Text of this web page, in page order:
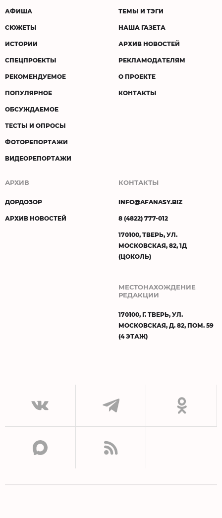
АФИША
СЮЖЕТЫ
ИСТОРИИ
СПЕЦПРОЕКТЫ
РЕКОМЕНДУЕМОЕ
ПОПУЛЯРНОЕ
ОБСУЖДАЕМОЕ
ТЕСТЫ И ОПРОСЫ
ФОТОРЕПОРТАЖИ
ВИДЕОРЕПОРТАЖИ
ТЕМЫ И ТЭГИ
НАША ГАЗЕТА
АРХИВ НОВОСТЕЙ
РЕКЛАМОДАТЕЛЯМ
О ПРОЕКТЕ
КОНТАКТЫ
АРХИВ
ДОРДОЗОР
АРХИВ НОВОСТЕЙ
КОНТАКТЫ
INFO@AFANASY.BIZ
8 (4822) 777-012
170100, ТВЕРЬ, УЛ.
МОСКОВСКАЯ, 82, 1Д
(ЦОКОЛЬ)
МЕСТОНАХОЖДЕНИЕ
РЕДАКЦИИ
170100, Г. ТВЕРЬ, УЛ.
МОСКОВСКАЯ, Д. 82, ПОМ. 59
(4 ЭТАЖ)